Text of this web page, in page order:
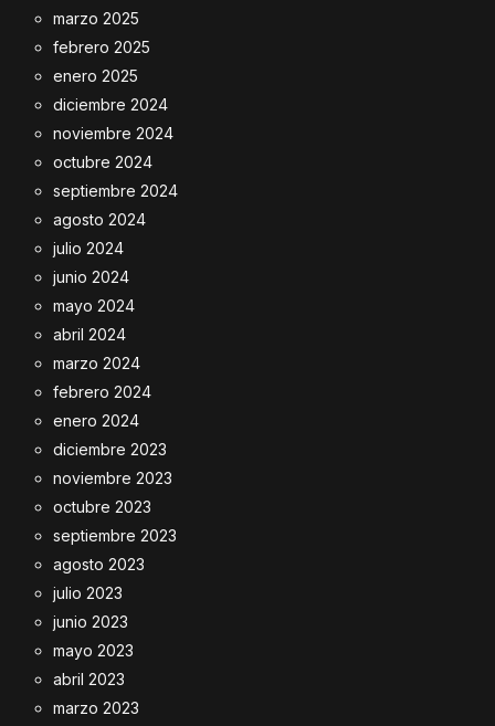
marzo 2025
febrero 2025
enero 2025
diciembre 2024
noviembre 2024
octubre 2024
septiembre 2024
agosto 2024
julio 2024
junio 2024
mayo 2024
abril 2024
marzo 2024
febrero 2024
enero 2024
diciembre 2023
noviembre 2023
octubre 2023
septiembre 2023
agosto 2023
julio 2023
junio 2023
mayo 2023
abril 2023
marzo 2023